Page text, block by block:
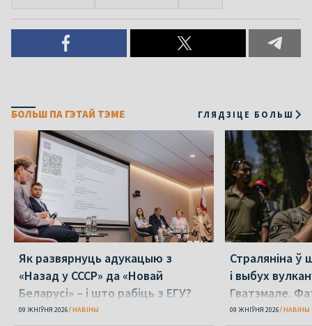
БОЛЬШ ПА ГЭТАЙ ТЭМЕ ГЛЯДЗІЦЕ БОЛЬШ
Як развярнуць адукацыю з
«Назад у СССР» да «Новай
Беларусі» – і што рабіць з ЕГУ?
09 ЖНІЎНЯ 2026 НАВІНЫ
Страляніна ў
і выбух
Гватэмале.
09 ЖНІЎНЯ 2026 НАВІНЫ